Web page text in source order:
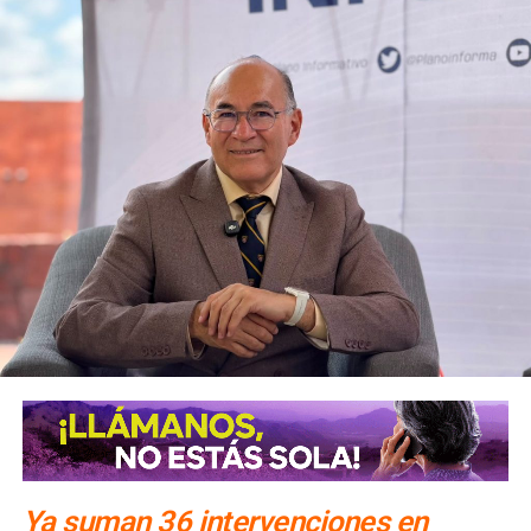
avenida Simón Díaz, p
Para la salida del recinto,el flujo vehicular se distribuirá
principalmente hacia Circuito Potosí,
incorporación desde avenida de las Torres. Como salida
secundaria, los automovilistas podrán continuar por esta
misma vialidad para incorporarse a avenida Simón Díaz,
con dirección a avenida de la Constitución y el
fraccionamiento Simón Díaz.
Como parte de la estrategia de movilidad, la avenida
Francisco Martínez de la Vega, en el tramo comprendido
permanecerá cerrada al tránsito vehicular.El primer
tramo, de avenida de las Torres al callejón peatonal
América del Sur,
Ya suman 36 intervenciones en